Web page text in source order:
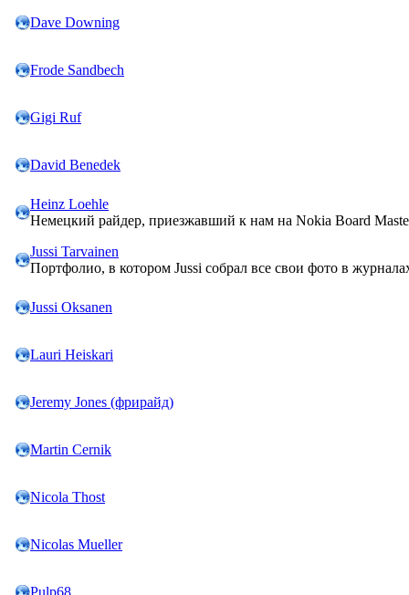
Dave Downing
Frode Sandbech
Gigi Ruf
David Benedek
Heinz Loehle
Немецкий райдер, приезжавший к нам на Nokia Board
Jussi Tarvainen
Портфолио, в котором Jussi собрал все свои фото в
Jussi Oksanen
Lauri Heiskari
Jeremy Jones (фрирайд)
Martin Cernik
Nicola Thost
Nicolas Mueller
Pulp68